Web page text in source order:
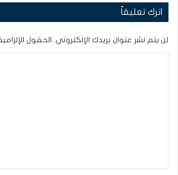
اترك تعليقاً
لن يتم نشر عنوان بريدك الإلكتروني. الحقول
ق